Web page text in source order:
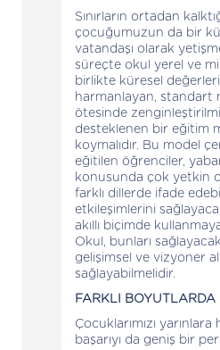
Sınırların ortadan
çocuğumuzun da bir
vatandaşı olarak
süreçte okul yerel ve
birlikte küresel
harmanlayan, standart
ötesinde
desteklenen bir eğitim
koymalıdır. Bu model
eğitilen öğrenciler,
konusunda çok yetkin
farklı dillerde ifade
etkileşimlerini
akıllı biçimde
Okul, bunları
gelişimsel ve vizyoner
sağlayabilmelidir.
FARKLI BOYUTLARDA
Çocuklarımızı
başarıyı da geniş bir